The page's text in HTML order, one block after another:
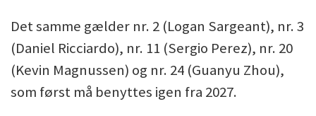
Det samme gælder nr. 2 (Logan Sargeant), nr. 3
(Daniel Ricciardo), nr. 11 (Sergio Perez), nr. 20
(Kevin Magnussen) og nr. 24 (Guanyu Zhou),
som først må benyttes igen fra 2027.